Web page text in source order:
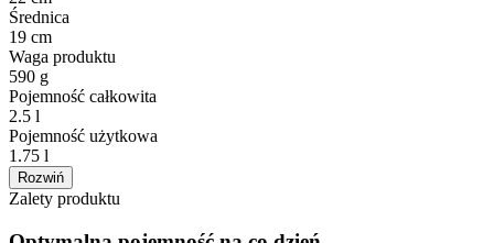
Średnica
19 cm
Waga produktu
590 g
Pojemność całkowita
2.5 l
Pojemność użytkowa
1.75 l
Rozwiń
Zalety produktu